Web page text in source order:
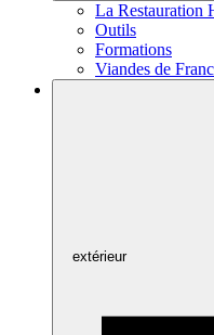
La Restauration
Outils
Formations
Viandes de
extérieur